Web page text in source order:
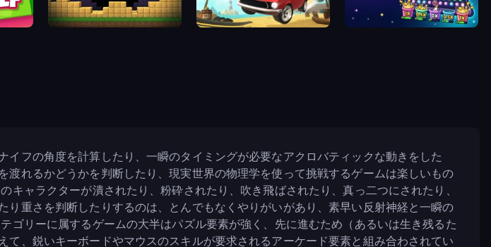
Pickaxe Crusher Idle Stunt Paradise
フの角度を計算したり、一瞬のタイミングが必要なアクロバティックな動きをした
れるかどうかを判断したり、現実世界の物理学を使って挑戦するゲームは楽しいもの
ャラクターが潰されたり、粉砕されたり、吹き飛ばされたり、真っ二つにされたり、
重さを判断したりするのは、とんでもなくやりがいがあり、素早い反射神経と一瞬の
ゴリーに属するゲームの大半はパズル要素が強く、先に進むため（あるいは生き残るた
、鋭いキーボードやマウスのスキルが要求されるアーケード要素と組み合わされてい